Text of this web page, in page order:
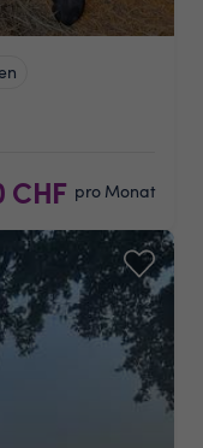
CHF pro Monat